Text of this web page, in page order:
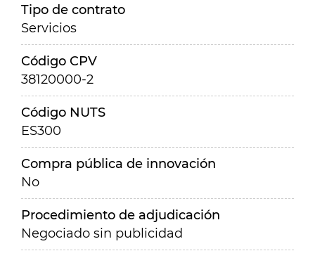
Tipo de contrato
Servicios
Código CPV
38120000-2
Código NUTS
ES300
Compra pública de innovación
No
Procedimiento de adjudicación
Negociado sin publicidad